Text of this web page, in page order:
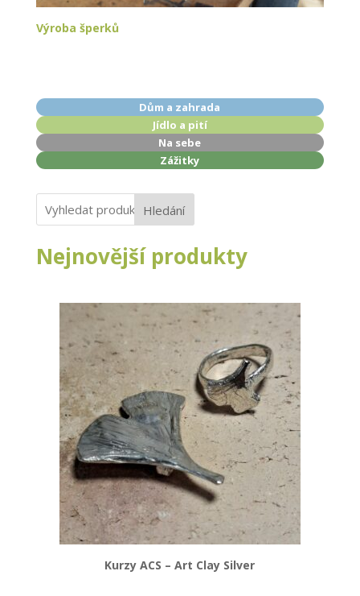
Výroba šperků
Dům a zahrada
Jídlo a pití
Na sebe
Zážitky
Hledání
Nejnovější produkty
Kurzy ACS – Art Clay Silver